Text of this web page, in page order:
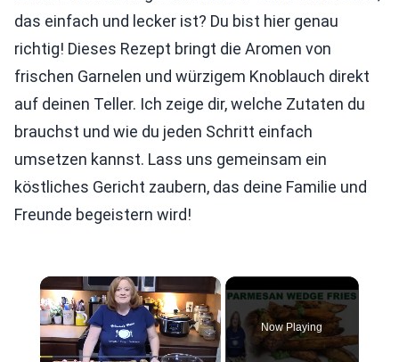
das einfach und lecker ist? Du bist hier genau
richtig! Dieses Rezept bringt die Aromen von
frischen Garnelen und würzigem Knoblauch direkt
auf deinen Teller. Ich zeige dir, welche Zutaten du
brauchst und wie du jeden Schritt einfach
umsetzen kannst. Lass uns gemeinsam ein
köstliches Gericht zaubern, das deine Familie und
Freunde begeistern wird!
×
Now Playing